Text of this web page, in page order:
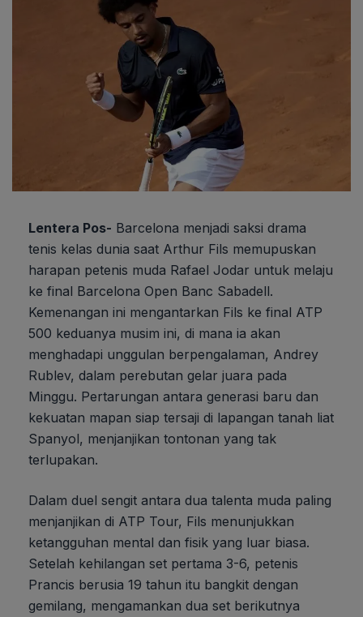
Lentera Pos- Barcelona menjadi saksi drama
tenis kelas dunia saat Arthur Fils memupuskan
harapan petenis muda Rafael Jodar untuk melaju
ke final Barcelona Open Banc Sabadell.
Kemenangan ini mengantarkan Fils ke final ATP
500 keduanya musim ini, di mana ia akan
menghadapi unggulan berpengalaman, Andrey
Rublev, dalam perebutan gelar juara pada
Minggu. Pertarungan antara generasi baru dan
kekuatan mapan siap tersaji di lapangan tanah liat
Spanyol, menjanjikan tontonan yang tak
terlupakan.
Dalam duel sengit antara dua talenta muda paling
menjanjikan di ATP Tour, Fils menunjukkan
ketangguhan mental dan fisik yang luar biasa.
Setelah kehilangan set pertama 3-6, petenis
Prancis berusia 19 tahun itu bangkit dengan
gemilang, mengamankan dua set berikutnya